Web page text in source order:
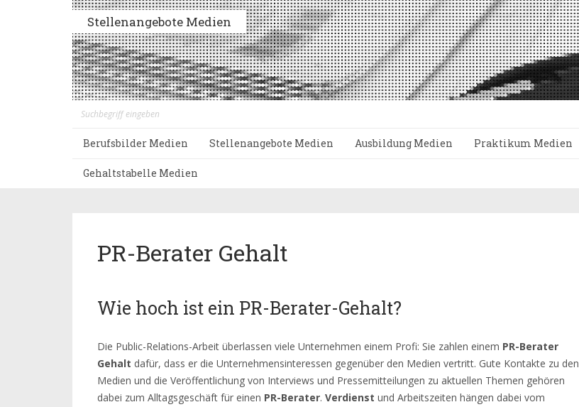
Stellenangebote Medien
Berufsbilder Medien Stellenangebote Medien Ausbildung Medien Praktikum Medien
Gehaltstabelle Medien
PR-Berater Gehalt
Wie hoch ist ein PR-Berater-Gehalt?
Die Public-Relations-Arbeit überlassen viele Unternehmen einem Profi: Sie zahlen einem PR-Berater
Gehalt dafür, dass er die Unternehmensinteressen gegenüber den Medien vertritt. Gute Kontakte zu den
Medien und die Veröffentlichung von Interviews und Pressemitteilungen zu aktuellen Themen gehören
dabei zum Alltagsgeschäft für einen PR-Berater. Verdienst und Arbeitszeiten hängen dabei vom